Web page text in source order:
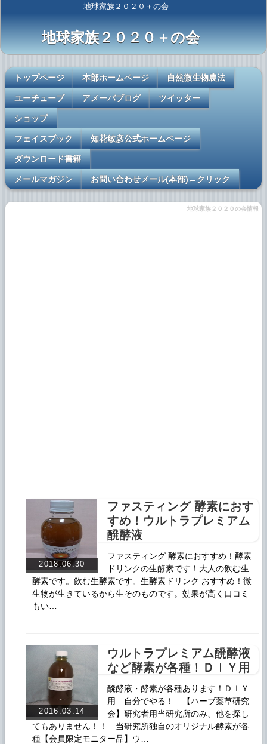
地球家族２０２０＋の会
地球家族２０２０＋の会
トップページ 本部ホームページ 自然微生物農法
ユーチューブ アメーバブログ ツイッター
ショップ
フェイスブック 知花敏彦公式ホームページ
ダウンロード書籍
メールマガジン お問い合わせメール(本部)←クリック
地球家族２０２０の会情報
2018.06.30
ファスティング 酵素におす
すめ！ウルトラプレミアム
醗酵液
ファスティング 酵素におすすめ！酵素
ドリンクの生酵素です！大人の飲む生
酵素です。飲む生酵素です。生酵素ドリンク おすすめ！微
生物が生きているから生そのものです。効果が高く口コミ
もい…
2016.03.14
ウルトラプレミアム醗酵液
など酵素が各種！ＤＩＹ用
醗酵液・酵素が各種あります！ＤＩＹ
用 自分でやる！ 【ハーブ薬草研究
会】研究者用当研究所のみ、他を探し
てもありません！！ 当研究所独自のオリジナル酵素が各
種【会員限定モニター品】ウ…